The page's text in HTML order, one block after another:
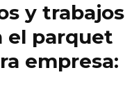
y trabajos
el parquet
empresa: